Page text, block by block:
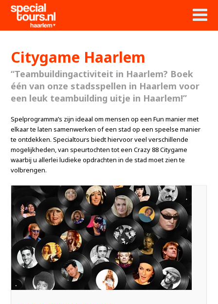
Citygame Haarlem
“Teambuildingactiviteit in Haarlem? Boek
één van onze stadsspellen in Haarlem voor
een leuk teambuilding uitje in Haarlem!”
Spelprogramma’s zijn ideaal om mensen op een Fun manier met
elkaar te laten samenwerken of een stad op een speelse manier
te ontdekken. Specialtours biedt hiervoor veel verschillende
mogelijkheden, van speurtochten tot een Crazy 88 Citygame
waarbij u allerlei ludieke opdrachten in de stad moet zien te
volbrengen.